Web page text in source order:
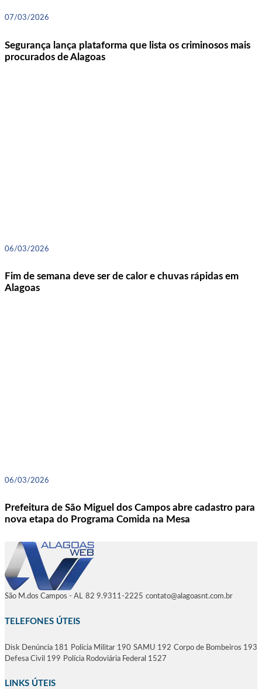
07/03/2026
Segurança lança plataforma que lista os criminosos mais
procurados de Alagoas
06/03/2026
Fim de semana deve ser de calor e chuvas rápidas em
Alagoas
06/03/2026
Prefeitura de São Miguel dos Campos abre cadastro para
nova etapa do Programa Comida na Mesa
São M.dos Campos - AL 82 9.9311-2225 contato@alagoasnt.com.br
TELEFONES ÚTEIS
Disk Denúncia 181 Polícia Militar 190 SAMU 192 Corpo de Bombeiros 193
Defesa Civil 199 Polícia Rodoviária Federal 1527
LINKS ÚTEIS